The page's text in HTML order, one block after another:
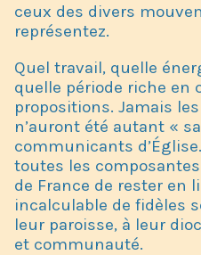
ceux des divers
représentez.
Quel travail, quelle
quelle période riche en
propositions. Jamais
n’auront été autant «
communicants
toutes les
de France de rester en
incalculable de fidèles
leur paroisse, à leur
et communauté.